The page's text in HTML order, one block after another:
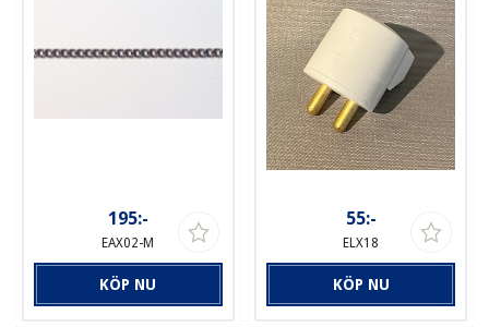
195:-
EAX02-M
KÖP NU
55:-
ELX18
KÖP NU